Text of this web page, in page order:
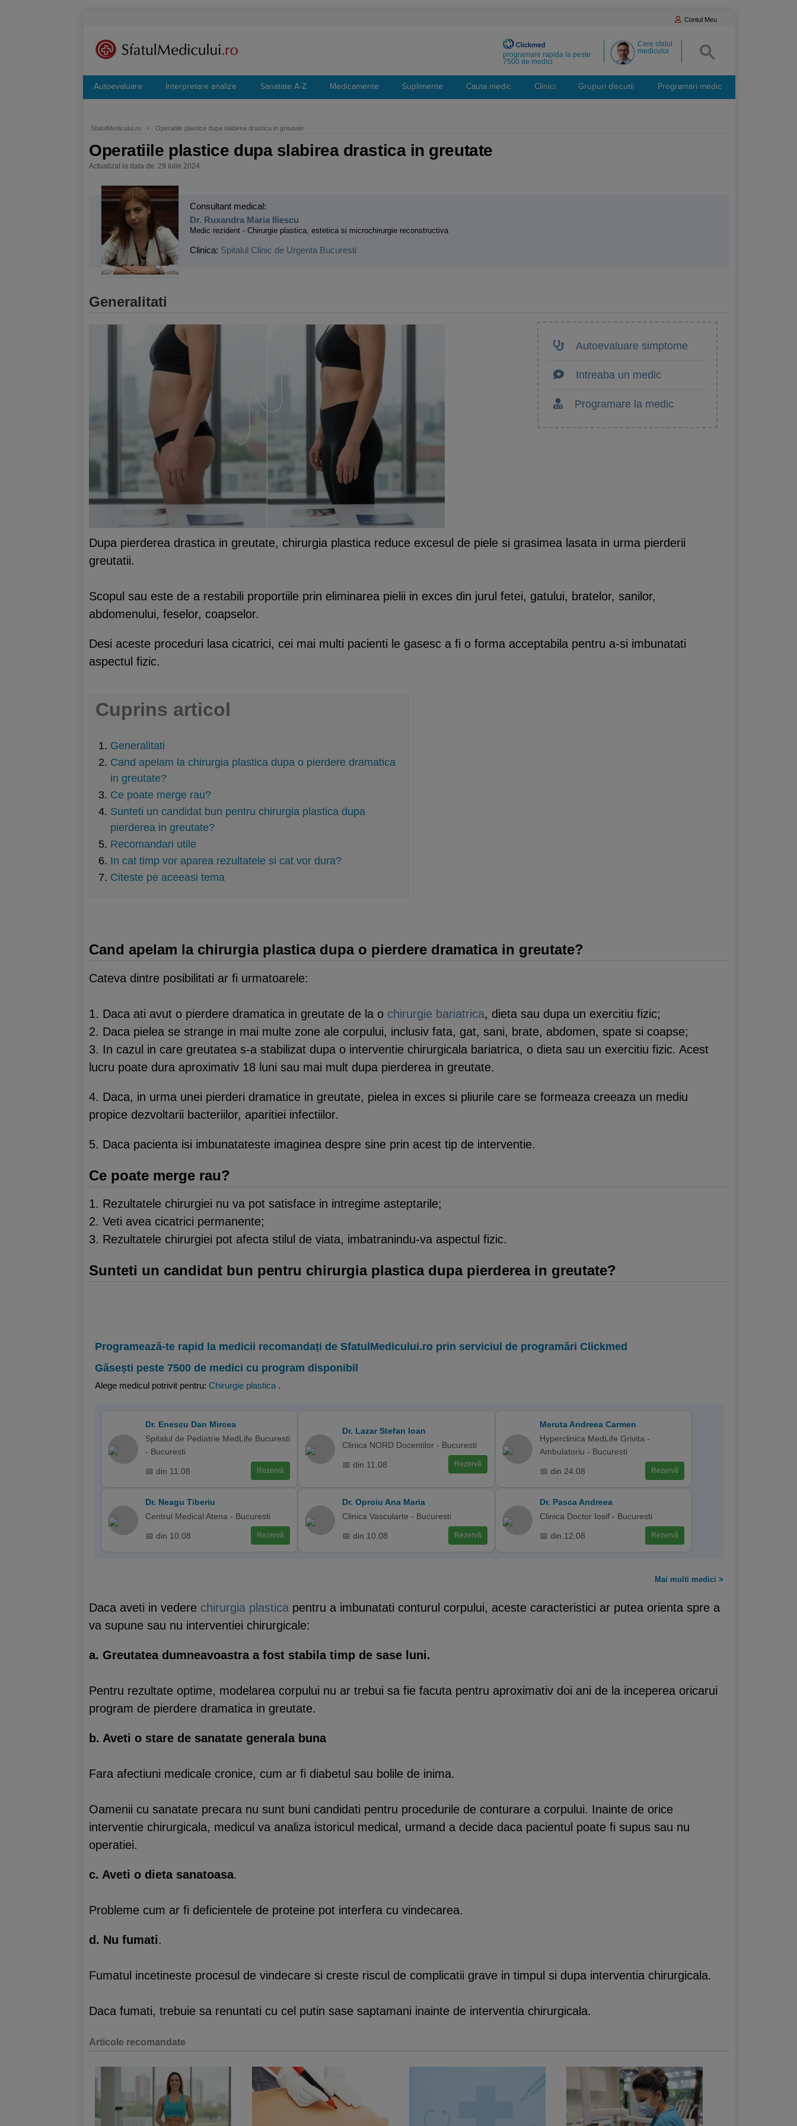
Contul Meu
Cere sfatul
medicului
programare rapida la peste
7500 de medici
Autoevaluare Interpretare analize Sanatate A-Z Medicamente Suplimente Cauta medic Clinici Grupuri discutii Programari medic
SfatulMedicului.ro › Operatiile plastice dupa slabirea drastica in greutate
Operatiile plastice dupa slabirea drastica in greutate
Actualizat la data de: 29 Iulie 2024
Consultant medical:
Dr. Ruxandra Maria Iliescu
Medic rezident - Chirurgie plastica, estetica si microchirurgie reconstructiva
Clinica: Spitalul Clinic de Urgenta Bucuresti
Generalitati
Autoevaluare simptome
Intreaba un medic
Programare la medic
Dupa pierderea drastica in greutate, chirurgia plastica reduce excesul de piele si grasimea lasata in urma pierderii
greutatii.
Scopul sau este de a restabili proportiile prin eliminarea pielii in exces din jurul fetei, gatului, bratelor, sanilor,
abdomenului, feselor, coapselor.
Desi aceste proceduri lasa cicatrici, cei mai multi pacienti le gasesc a fi o forma acceptabila pentru a-si imbunatati
aspectul fizic.
Cuprins articol
Generalitati
Cand apelam la chirurgia plastica dupa o pierdere dramatica
in greutate?
Ce poate merge rau?
Sunteti un candidat bun pentru chirurgia plastica dupa
pierderea in greutate?
Recomandari utile
In cat timp vor aparea rezultatele si cat vor dura?
Citeste pe aceeasi tema
Cand apelam la chirurgia plastica dupa o pierdere dramatica in greutate?
Cateva dintre posibilitati ar fi urmatoarele:
1. Daca ati avut o pierdere dramatica in greutate de la o chirurgie bariatrica, dieta sau dupa un exercitiu fizic;
2. Daca pielea se strange in mai multe zone ale corpului, inclusiv fata, gat, sani, brate, abdomen, spate si coapse;
3. In cazul in care greutatea s-a stabilizat dupa o interventie chirurgicala bariatrica, o dieta sau un exercitiu fizic. Acest
lucru poate dura aproximativ 18 luni sau mai mult dupa pierderea in greutate.
4. Daca, in urma unei pierderi dramatice in greutate, pielea in exces si pliurile care se formeaza creeaza un mediu
propice dezvoltarii bacteriilor, aparitiei infectiilor.
5. Daca pacienta isi imbunatateste imaginea despre sine prin acest tip de interventie.
Ce poate merge rau?
1. Rezultatele chirurgiei nu va pot satisface in intregime asteptarile;
2. Veti avea cicatrici permanente;
3. Rezultatele chirurgiei pot afecta stilul de viata, imbatranindu-va aspectul fizic.
Sunteti un candidat bun pentru chirurgia plastica dupa pierderea in greutate?
Programează-te rapid la medicii recomandați de SfatulMedicului.ro prin serviciul de programări Clickmed
Găsești peste 7500 de medici cu program disponibil
Alege medicul potrivit pentru: Chirurgie plastica .
Dr. Enescu Dan Mircea
Spitalul de Pediatrie MedLife Bucuresti
- Bucuresti
📅 din 11.08 Rezervă
Dr. Lazar Stefan Ioan
Clinica NORD Docentilor - Bucuresti
📅 din 11.08 Rezervă
Meruta Andreea Carmen
Hyperclinica MedLife Grivita -
Ambulatoriu - Bucuresti
📅 din 24.08 Rezervă
Dr. Neagu Tiberiu
Centrul Medical Atena - Bucuresti
📅 din 10.08 Rezervă
Dr. Oproiu Ana Maria
Clinica Vascularte - Bucuresti
📅 din 10.08 Rezervă
Dr. Pasca Andreea
Clinica Doctor Iosif - Bucuresti
📅 din 12.08 Rezervă
Mai multi medici >
Daca aveti in vedere chirurgia plastica pentru a imbunatati conturul corpului, aceste caracteristici ar putea orienta spre a
va supune sau nu interventiei chirurgicale:
a. Greutatea dumneavoastra a fost stabila timp de sase luni.
Pentru rezultate optime, modelarea corpului nu ar trebui sa fie facuta pentru aproximativ doi ani de la inceperea oricarui
program de pierdere dramatica in greutate.
b. Aveti o stare de sanatate generala buna
Fara afectiuni medicale cronice, cum ar fi diabetul sau bolile de inima.
Oamenii cu sanatate precara nu sunt buni candidati pentru procedurile de conturare a corpului. Inainte de orice
interventie chirurgicala, medicul va analiza istoricul medical, urmand a decide daca pacientul poate fi supus sau nu
operatiei.
c. Aveti o dieta sanatoasa.
Probleme cum ar fi deficientele de proteine pot interfera cu vindecarea.
d. Nu fumati.
Fumatul incetineste procesul de vindecare si creste riscul de complicatii grave in timpul si dupa interventia chirurgicala.
Daca fumati, trebuie sa renuntati cu cel putin sase saptamani inainte de interventia chirurgicala.
Articole recomandate